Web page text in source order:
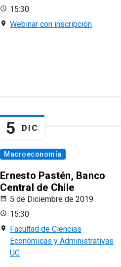
15:30
Webinar con inscripción
5 DIC
Macroeconomía
Ernesto Pastén, Banco
Central de Chile
5 de Diciembre de 2019
15:30
Facultad de Ciencias
Económicas y Administrativas
UC